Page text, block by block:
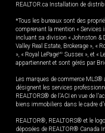
REALTOR.ca Installation de
*Tous les bureaux sont des
comprenant la mention « Services
incluant sa division « Johnston &
Valley Real Estate, Brokerage », «
», « Royal LePageMD Sussex », et «
appartiennent et sont gérés par
Les marques de commerce
désignent les services
REALTORS® de l'ACI en vue de
biens immobiliers dans le cadre
REALTOR®, REALTORS® et le
déposées de REALTOR® Canada